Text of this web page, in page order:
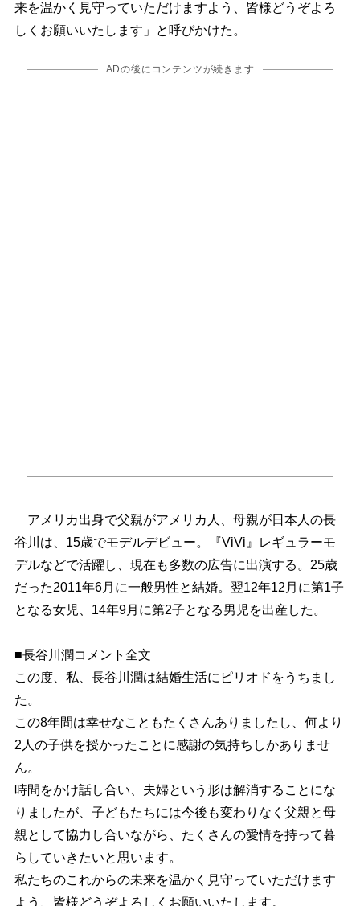
来を温かく見守っていただけますよう、皆様どうぞよろ
しくお願いいたします」と呼びかけた。
ADの後にコンテンツが続きます
アメリカ出身で父親がアメリカ人、母親が日本人の長
谷川は、15歳でモデルデビュー。『ViVi』レギュラーモ
デルなどで活躍し、現在も多数の広告に出演する。25歳
だった2011年6月に一般男性と結婚。翌12年12月に第1子
となる女児、14年9月に第2子となる男児を出産した。
■長谷川潤コメント全文
この度、私、長谷川潤は結婚生活にピリオドをうちまし
た。
この8年間は幸せなこともたくさんありましたし、何より
2人の子供を授かったことに感謝の気持ちしかありませ
ん。
時間をかけ話し合い、夫婦という形は解消することにな
りましたが、子どもたちには今後も変わりなく父親と母
親として協力し合いながら、たくさんの愛情を持って暮
らしていきたいと思います。
私たちのこれからの未来を温かく見守っていただけます
よう、皆様どうぞよろしくお願いいたします。